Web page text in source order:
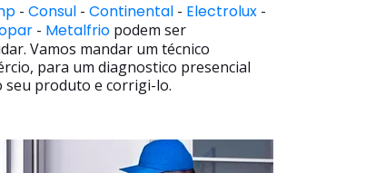
- Consul- Continental- Electrolux-
- Metalfriopodem ser
Vamos mandar um técnico
para um diagnostico presencial
seu produto e corrigi-lo.